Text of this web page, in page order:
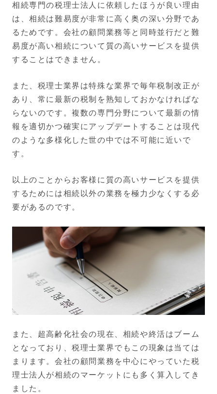
相続専門の税理士法人に依頼したほうが良い理由
は、相続は難易度が非常に高く奥の深い分野であ
るためです。会社の顧問業務等と同時並行だと難
易度が高い相続について質の高いサービスを提供
することはできません。
また、税理士業界は特殊な業界で毎年税制改正が
あり、常に最新の税制を熟知しておかなければな
らないのです。複数の専門分野について最新の情
報を適切かつ確実にアップデートすることは現代
のような多様化した世の中では不可能に近いで
す。
以上のことからお客様に質の高いサービスを提供
するためには相続以外の業務を極力少なくする必
要があるのです。
また、超高齢化社会の現在、相続や終活はブーム
となっており、税理士業界でもこの現象は当ては
まります。会社の顧問業務を中心にやっていた税
理士法人が相続のマーケットにも多く算入してき
ました。